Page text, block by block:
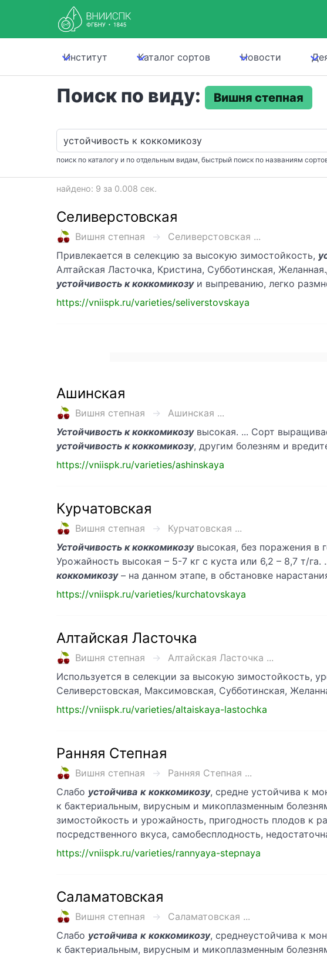
Институт Каталог сортов Новости
Поиск по виду: Вишня степная
поиск по каталогу и по отдельным видам, быстрый поиск по названиям
найдено: 9 за 0.008 сек.
Селиверстовская
Вишня степная
Селиверстовская ...
Привлекается в селекцию за высокую зимостойкость,
Алтайская Ласточка, Кристина, Субботинская,
устойчивость к коккомикозуи выпреванию, легко
https://vniispk.ru/varieties/seliverstovskaya
Ашинская
Вишня степная
Ашинская ...
Устойчивость к коккомикозувысокая. ... Сорт
устойчивость к коккомикозу, другим болезням и
https://vniispk.ru/varieties/ashinskaya
Курчатовская
Вишня степная
Курчатовская ...
Устойчивость к коккомикозувысокая, без поражения в
Урожайность высокая – 5-7 кг с куста или 6,2 – 8,7 т/
коккомикозу– на данном этапе, в обстановке
https://vniispk.ru/varieties/kurchatovskaya
Алтайская Ласточка
Вишня степная
Алтайская Ласточка ...
Используется в селекции за высокую зимостойкость,
Селиверстовская, Максимовская, Субботинская,
https://vniispk.ru/varieties/altaiskaya-lastochka
Ранняя Степная
Вишня степная
Ранняя Степная ...
Слабо устойчива к коккомикозу, средне устойчива к
к бактериальным, вирусным и микоплазменным
зимостойкость и урожайность, пригодность плодов к
посредственного вкуса, самобесплодность,
https://vniispk.ru/varieties/rannyaya-stepnaya
Саламатовская
Вишня степная
Саламатовская ...
Слабо устойчива к коккомикозу, среднеустойчива к
к бактериальным, вирусным и микоплазменным